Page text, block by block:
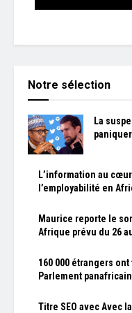
Notre sélection
La
L’information au
l’employabilité en
Maurice reporte le
Afrique prévu du 26
160 000 étrangers
Parlement
Titre SEO avec Avec